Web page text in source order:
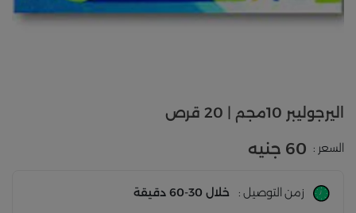
اليرجوليبر 10مجم | 20 قرص
السعر : 60 جنيه
زمن التوصيل : خلال 30-60 دقيقة